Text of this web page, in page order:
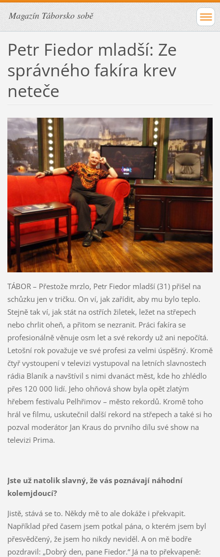
Magazín Táborsko sobě
Petr Fiedor mladší: Ze
správného fakíra krev
neteče
TÁBOR – Přestože mrzlo, Petr Fiedor mladší (31) přišel na
schůzku jen v tričku. On ví, jak zařídit, aby mu bylo teplo.
Stejně tak ví, jak stát na ostřích žiletek, ležet na střepech
nebo chrlit oheň, a přitom se nezranit. Práci fakíra se
profesionálně věnuje osm let a své rekordy už ani nepočítá.
Letošní rok považuje ve své profesi za velmi úspěšný. Kromě
čtyř vystoupení v televizi vystupoval na letních slavnostech
rádia Blaník a navštívil s nimi dvanáct měst, kde ho zhlédlo
přes 120 000 lidí. Jeho ohňová show byla opět zlatým
hřebem festivalu Pelhřimov – město rekordů. Kromě toho
hrál ve filmu, uskutečnil další rekord na střepech a také si ho
pozval moderátor Jan Kraus do prvního dílu své show na
televizi Prima.
Jste už natolik slavný, že vás poznávají náhodní
kolemjdoucí?
Jistě, stává se to. Někdy mě to ale dokáže i překvapit.
Například před časem jsem potkal pána, o kterém jsem byl
přesvědčený, že jsem ho nikdy neviděl. A on mě bodře
pozdravil: „Dobrý den, pane Fiedor.“ Já na to překvapeně: